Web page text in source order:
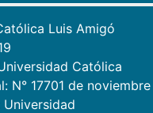
Luis Amigó
Católica
N° 17701 de